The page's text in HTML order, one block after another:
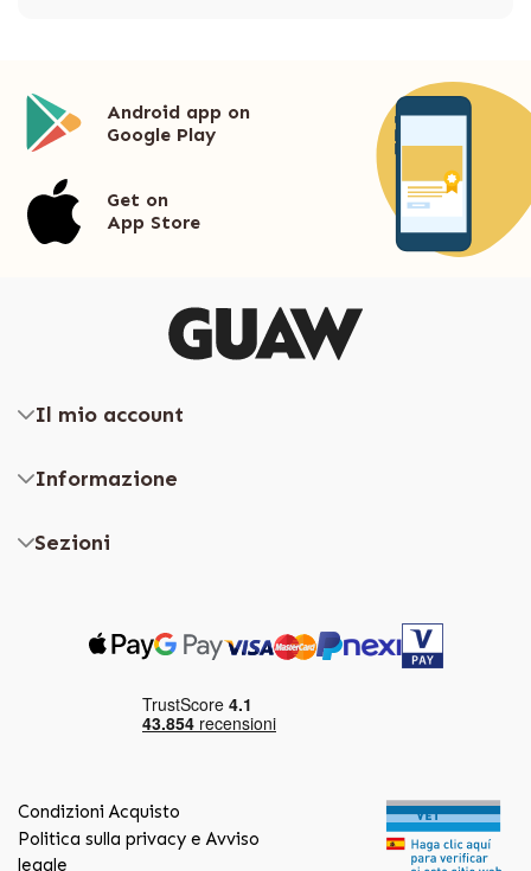
Android app on
Google Play
Get on
App Store
Il mio account
Informazione
Sezioni
Condizioni Acquisto
Politica sulla privacy e Avviso
legale